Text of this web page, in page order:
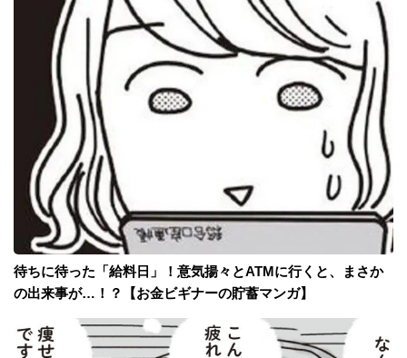
待ちに待った「給料日」！意気揚々とATMに行くと、まさか
の出来事が…！？【お金ビギナーの貯蓄マンガ】